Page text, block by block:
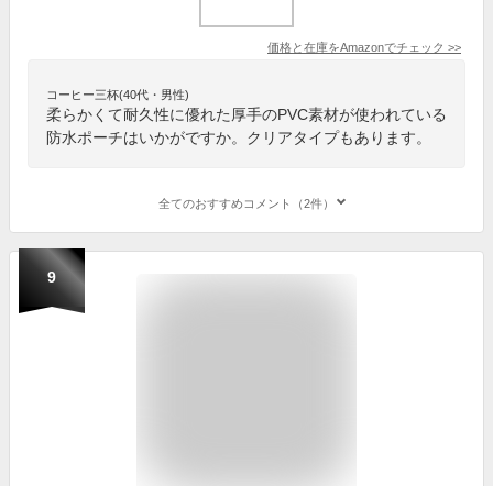
価格と在庫をAmazonでチェック >>
コーヒー三杯(40代・男性)
柔らかくて耐久性に優れた厚手のPVC素材が使われている
防水ポーチはいかがですか。クリアタイプもあります。
全てのおすすめコメント（2件）
9